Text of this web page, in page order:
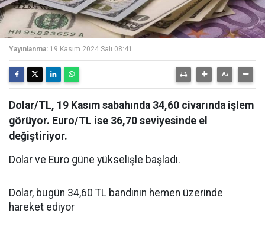
Yayınlanma: 19 Kasım 2024 Salı 08:41
Dolar/TL, 19 Kasım sabahında 34,60 civarında işlem
görüyor. Euro/TL ise 36,70 seviyesinde el
değiştiriyor.
Dolar ve Euro güne yükselişle başladı.
Dolar, bugün 34,60 TL bandının hemen üzerinde
hareket ediyor